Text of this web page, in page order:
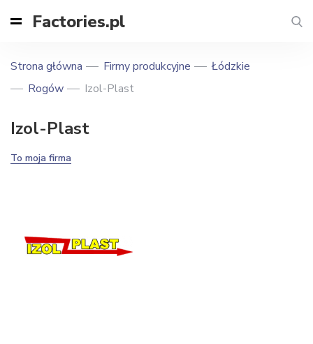
Factories.pl
Strona główna Firmy produkcyjne
Łódzkie
Rogów
Izol-Plast
Izol-Plast
To moja firma